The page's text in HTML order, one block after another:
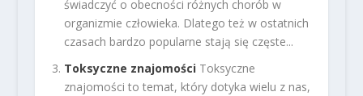
świadczyć o obecności różnych chorób w
organizmie człowieka. Dlatego też w ostatnich
czasach bardzo popularne stają się częste...
Toksyczne znajomości Toksyczne
znajomości to temat, który dotyka wielu z nas,